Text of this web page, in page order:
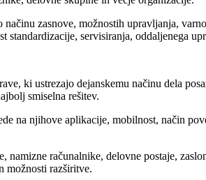
načinu zasnove, možnostih upravljanja,
standardizacije, servisiranja, oddaljenega
ki ustrezajo dejanskemu načinu dela
smiselna rešitev.
na njihove aplikacije, mobilnost, način
namizne računalnike, delovne postaje,
možnosti razširitve.